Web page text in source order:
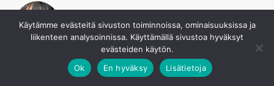
Käytämme evästeitä sivuston toiminnoissa, ominaisuuksissa ja
liikenteen analysoinnissa. Käyttämällä sivustoa hyväksyt
evästeiden käytön.
Ok
En hyväksy Lisätietoja